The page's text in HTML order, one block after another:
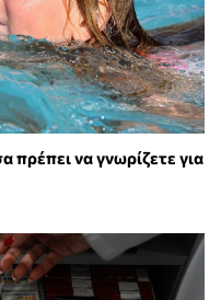
πρέπει να γνωρίζετε για